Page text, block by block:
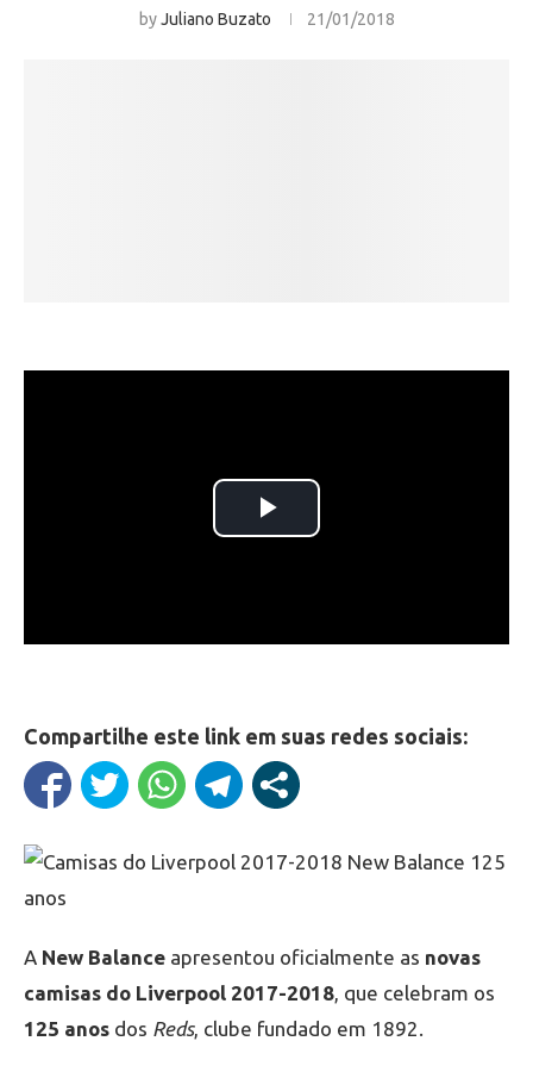
byJuliano Buzato 21/01/2018
Compartilhe este link em suas redes sociais:
A New Balance apresentou oficialmente as novas
camisas do Liverpool 2017-2018, que celebram os
125 anos dos Reds, clube fundado em 1892.